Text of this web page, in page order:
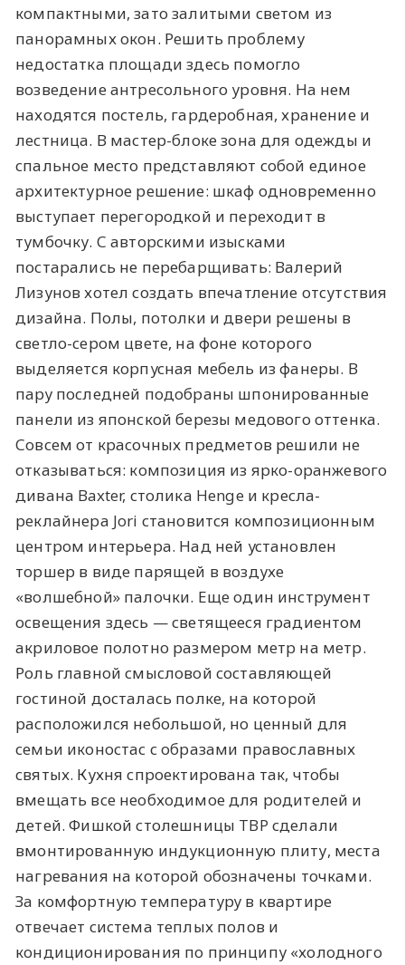
компактными, зато залитыми светом из
панорамных окон. Решить проблему
недостатка площади здесь помогло
возведение антресольного уровня. На нем
находятся постель, гардеробная, хранение и
лестница. В мастер-блоке зона для одежды и
спальное место представляют собой единое
архитектурное решение: шкаф одновременно
выступает перегородкой и переходит в
тумбочку. С авторскими изысками
постарались не перебарщивать: Валерий
Лизунов хотел создать впечатление отсутствия
дизайна. Полы, потолки и двери решены в
светло-сером цвете, на фоне которого
выделяется корпусная мебель из фанеры. В
пару последней подобраны шпонированные
панели из японской березы медового оттенка.
Совсем от красочных предметов решили не
отказываться: композиция из ярко-оранжевого
дивана Baxter, столика Henge и кресла-
реклайнера Jori становится композиционным
центром интерьера. Над ней установлен
торшер в виде парящей в воздухе
«волшебной» палочки. Еще один инструмент
освещения здесь — светящееся градиентом
акриловое полотно размером метр на метр.
Роль главной смысловой составляющей
гостиной досталась полке, на которой
расположился небольшой, но ценный для
семьи иконостас с образами православных
святых. Кухня спроектирована так, чтобы
вмещать все необходимое для родителей и
детей. Фишкой столешницы TBP сделали
вмонтированную индукционную плиту, места
нагревания на которой обозначены точками.
За комфортную температуру в квартире
отвечает система теплых полов и
кондиционирования по принципу «холодного